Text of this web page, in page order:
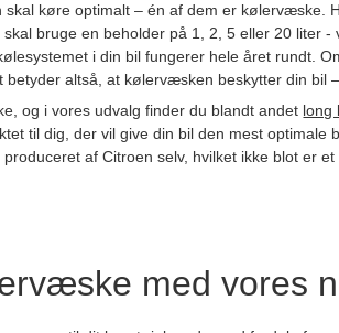
køre optimalt – én af dem er kølervæske.
bruge en beholder på 1, 2, 5 eller 20 liter -
i din bil fungerer hele året rundt.
altså, at kølervæsken beskytter din bil
og i vores udvalg finder du blandt andet long
til dig, der vil give din bil den mest
af Citroen selv, hvilket ikke blot er
med vores